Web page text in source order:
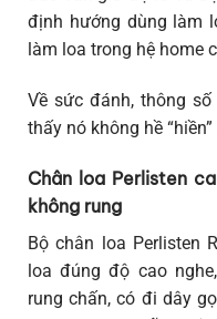
định hướng dùng làm
làm loa trong hệ home
Về sức đánh, thông
thấy nó không hề
Chân loa Perlisten
không rung
Bộ chân loa Perlisten
loa đúng độ cao
rung chấn, có đi dây